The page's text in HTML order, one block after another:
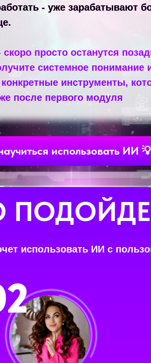
- уже зарабатывают
скоро просто останутся
системное понимание
конкретные инструменты,
после первого модуля
использовать ИИ
использовать ИИ с